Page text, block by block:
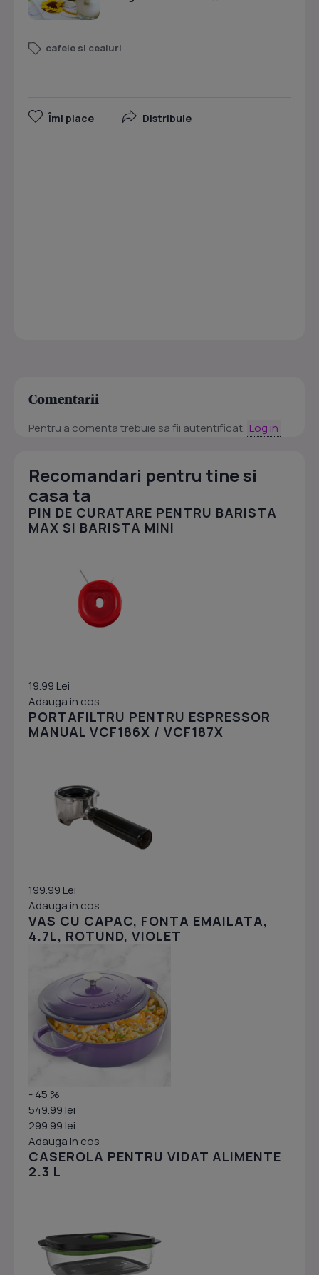
cafele si ceaiuri
Îmi place Distribuie
Comentarii
Pentru a comenta trebuie sa fii autentificat. Log in
Recomandari pentru tine si
casa ta
PIN DE CURATARE PENTRU BARISTA
MAX SI BARISTA MINI
19.99 Lei
Adauga in cos
PORTAFILTRU PENTRU ESPRESSOR
MANUAL VCF186X / VCF187X
199.99 Lei
Adauga in cos
VAS CU CAPAC, FONTA EMAILATA,
4.7L, ROTUND, VIOLET
- 45 %
549.99 lei
299.99 lei
Adauga in cos
CASEROLA PENTRU VIDAT ALIMENTE
2.3 L